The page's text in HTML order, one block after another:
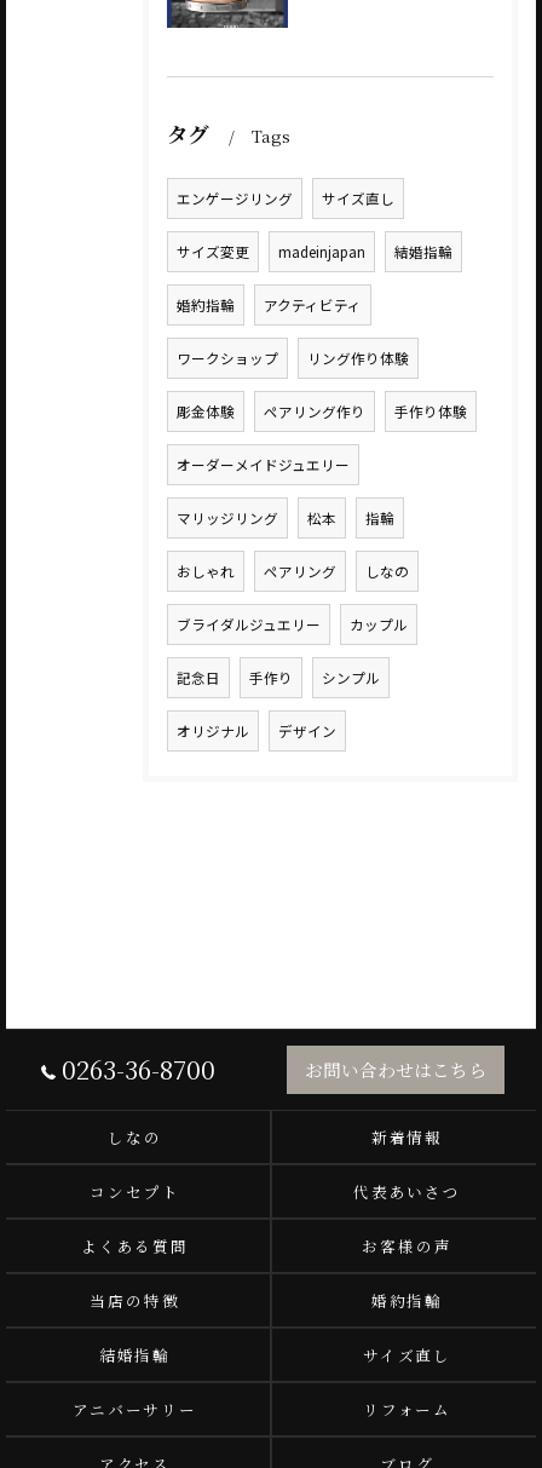
タグ Tags
エンゲージリング サイズ直し
サイズ変更 madeinjapan 結婚指輪
婚約指輪 アクティビティ
ワークショップ リング作り体験
彫金体験 ペアリング作り 手作り体験
オーダーメイドジュエリー
マリッジリング 松本 指輪
おしゃれ ペアリング しなの
ブライダルジュエリー カップル
記念日 手作り シンプル
オリジナル デザイン
0263-36-8700 お問い合わせはこちら
しなの 新着情報
コンセプト 代表あいさつ
よくある質問 お客様の声
当店の特徴 婚約指輪
結婚指輪 サイズ直し
アニバーサリー リフォーム